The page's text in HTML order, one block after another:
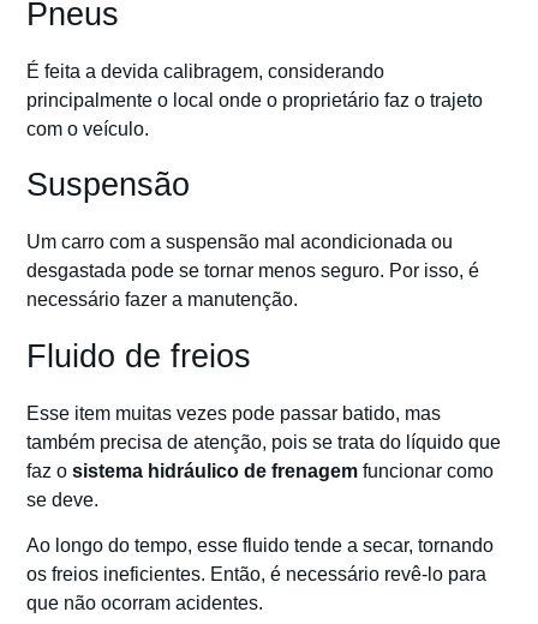
Pneus
É feita a devida calibragem, considerando
principalmente o local onde o proprietário faz o trajeto
com o veículo.
Suspensão
Um carro com a suspensão mal acondicionada ou
desgastada pode se tornar menos seguro. Por isso, é
necessário fazer a manutenção.
Fluido de freios
Esse item muitas vezes pode passar batido, mas
também precisa de atenção, pois se trata do líquido que
faz o sistema hidráulico de frenagem funcionar como
se deve.
Ao longo do tempo, esse fluido tende a secar, tornando
os freios ineficientes. Então, é necessário revê-lo para
que não ocorram acidentes.